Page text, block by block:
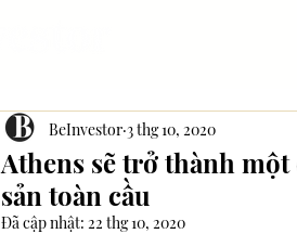
Athens sẽ trở thành
sản toàn cầu
BeInvestor 3 thg 10, 2020
Đã cập nhật: 22 thg 10, 2020